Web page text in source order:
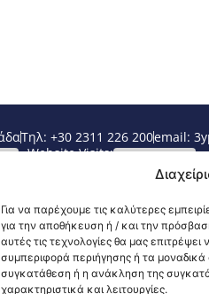
Για να παρέχουμε τις καλύτερες
για την αποθήκευση ή / και την
αυτές τις τεχνολογίες θα μας
συμπεριφορά περιήγησης ή τα
συγκατάθεση ή η ανάκληση της
χαρακτηριστικά και λειτουργίες.
Τηλ: +30 2311 226 200email:
Website Visits: 1589916